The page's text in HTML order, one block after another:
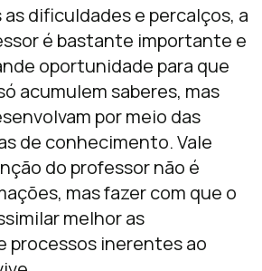
dificuldades e percalços, a
é bastante importante e
oportunidade para que
acumulem saberes, mas
por meio das
de conhecimento. Vale
do professor não é
mas fazer com que o
melhor as
processos inerentes ao